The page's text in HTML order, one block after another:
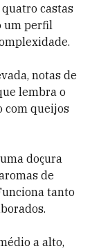
castas
um perfil
notas de
lembra o
com queijos
doçura
de
tanto
a alto,